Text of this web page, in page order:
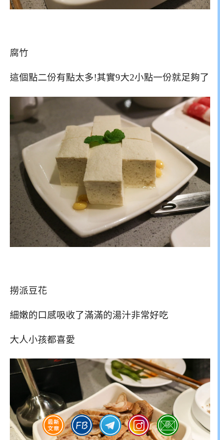
腐竹
這個點二份有點太多!其實9大2小點一份就足夠了
撈派豆花
細嫩的口感吸收了滿滿的湯汁非常好吃
大人小孩都喜愛